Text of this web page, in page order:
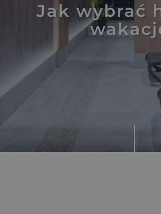
Basen i
atrakcje
Galeria
Kontakt
Wyjątkowe
Jak wybrać